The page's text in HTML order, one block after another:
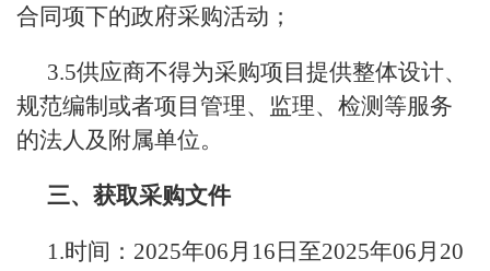
合同项下的政府采购活动；
3.5供应商不得为采购项目提供整体设计、
规范编制或者项目管理、监理、检测等服务
的法人及附属单位。
三、获取采购文件
1.时间：2025年06月16日至2025年06月20